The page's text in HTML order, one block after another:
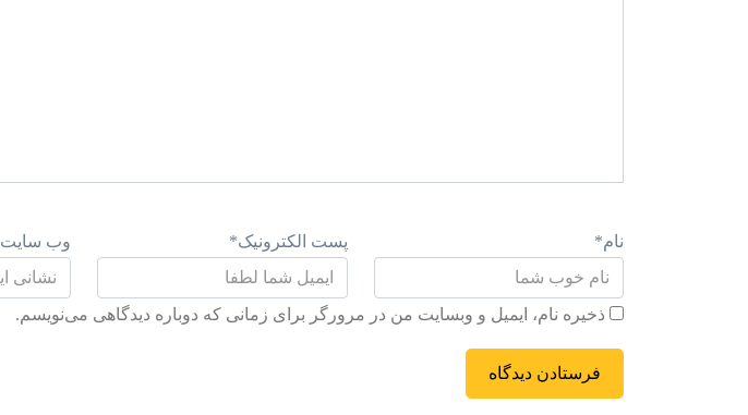
نام* پست الکترونیک* وب سایت
ذخیره نام، ایمیل و وبسایت من در مرورگر برای زمانی که دوباره دیدگاهی می‌نویسم.